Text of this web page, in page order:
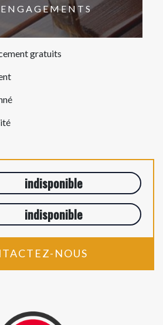
gratuits
indisponible
indisponible
NOUS